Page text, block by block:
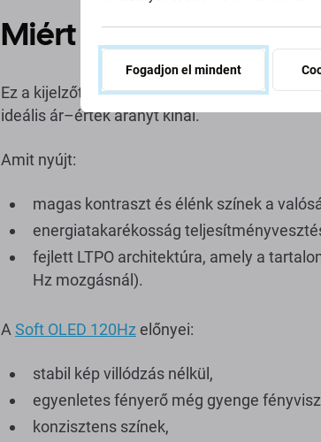
Miért érdemes a Soft
Ez a kijelzőtípus megőrzi az eredeti méretet
ideális ár–érték arányt kínál.
Amit nyújt:
magas kontraszt és élénk színek a
energiatakarékosság
fejlett LTPO architektúra, amely a
Hz mozgásnál).
A Soft OLED 120Hz előnyei:
stabil kép villódzás nélkül,
egyenletes fényerő még gyenge
konzisztens színek,
Fogadjon el mindent